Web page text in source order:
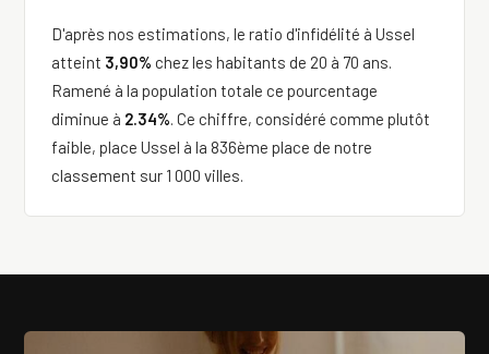
D'après nos estimations, le ratio d'infidélité à Ussel
atteint 3,90% chez les habitants de 20 à 70 ans.
Ramené à la population totale ce pourcentage
diminue à 2.34%. Ce chiffre, considéré comme plutôt
faible, place Ussel à la 836ème place de notre
classement sur 1 000 villes.